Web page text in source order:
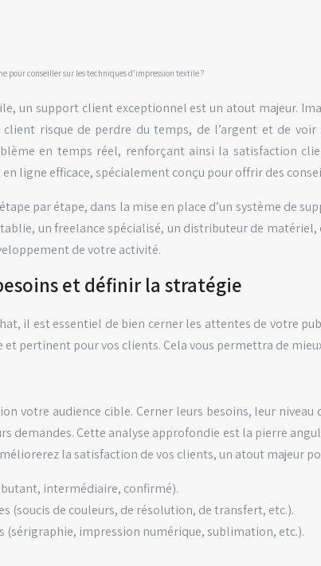
pour conseiller sur les techniques d’impression textile ?
un support client exceptionnel est un atout majeur.
risque de perdre du temps, de l’argent et de
en temps réel, renforçant ainsi la satisfaction
ligne efficace, spécialement conçu pour offrir des
par étape, dans la mise en place d’un système de
un freelance spécialisé, un distributeur de
de votre activité.
et définir la stratégie
il est essentiel de bien cerner les attentes de votre
pertinent pour vos clients. Cela vous permettra de
votre audience cible. Cerner leurs besoins, leur
demandes. Cette analyse approfondie est la pierre
la satisfaction de vos clients, un atout majeur
intermédiaire, confirmé).
(soucis de couleurs, de résolution, de transfert, etc.).
(sérigraphie, impression numérique, sublimation, etc.).